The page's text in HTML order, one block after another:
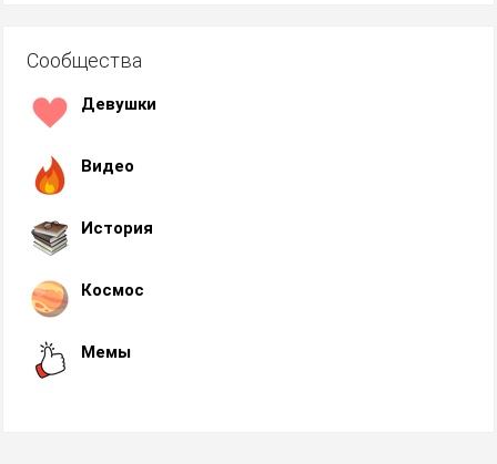
Сообщества
Девушки
Видео
История
Космос
Мемы